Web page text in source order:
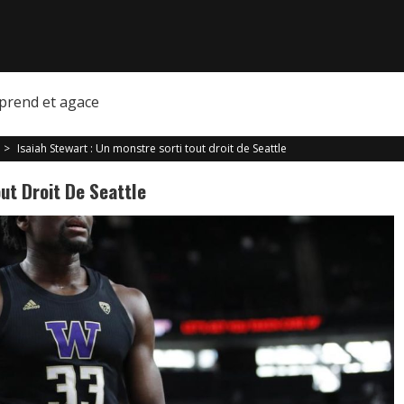
et agace
> Isaiah Stewart : Un monstre sorti tout droit de Seattle
Droit De Seattle